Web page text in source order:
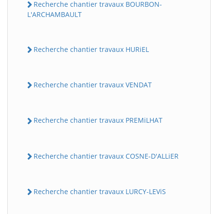
Recherche chantier travaux BOURBON-
L'ARCHAMBAULT
Recherche chantier travaux HURiEL
Recherche chantier travaux VENDAT
Recherche chantier travaux PREMiLHAT
Recherche chantier travaux COSNE-D'ALLiER
Recherche chantier travaux LURCY-LEViS